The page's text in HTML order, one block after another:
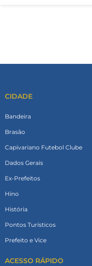
CIDADE
Bandeira
Brasão
Capivariano Futebol Clube
Dados Gerais
Ex-Prefeitos
Hino
História
Pontos Turísticos
Prefeito e Vice
ACESSO RÁPIDO